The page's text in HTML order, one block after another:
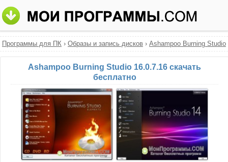
Программы для ПК › Образы и запись дисков › Ashampoo Burning Studio
Ashampoo Burning Studio 16.0.7.16 скачать
бесплатно